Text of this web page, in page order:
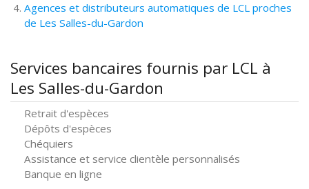
Agences et distributeurs automatiques de LCL proches
de Les Salles-du-Gardon
Services bancaires fournis par LCL à
Les Salles-du-Gardon
Retrait d'espèces
Dépôts d'espèces
Chéquiers
Assistance et service clientèle personnalisés
Banque en ligne